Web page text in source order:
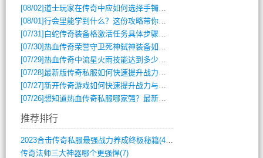
[08/02]道士玩家在传奇中应如何选择手镯装备？
[08/01]行会里能学到什么？这份攻略带你全掌握
[07/31] 白蛇传奇装备格激活任务具体步骤是什么？如何完成？
[07/30]热血传奇荣誉守卫死神弑神装备如何获取与佩戴攻略？
[07/29]热血传奇中流星火雨技能达到多少级可以开始练装备？
[07/28]最新版传奇私服如何快速提升战力与获取稀有装备？
[07/27]新开传奇游戏如何快速提升战力与获取稀有装备？
[07/26]想知道热血传奇私服哪家强？最新排行榜攻略全解析
推荐排行
2023合击传奇私服最强战力养成终极秘籍(428)
传奇法师三大神器哪个更强悍(7)